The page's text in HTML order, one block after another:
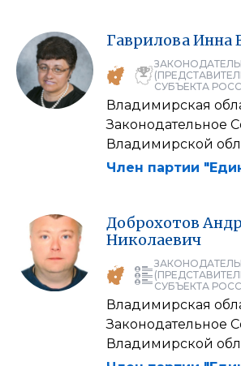
Гаврилова Инна
СУБЪЕКТА
Владимирская
Законодательное
Владимирской
Член партии
Доброхотов
Николаевич
СУБЪЕКТА
Владимирская
Законодательное
Владимирской